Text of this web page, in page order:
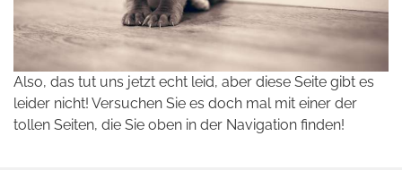
Also, das tut uns jetzt echt leid, aber diese Seite gibt es
leider nicht! Versuchen Sie es doch mal mit einer der
tollen Seiten, die Sie oben in der Navigation finden!